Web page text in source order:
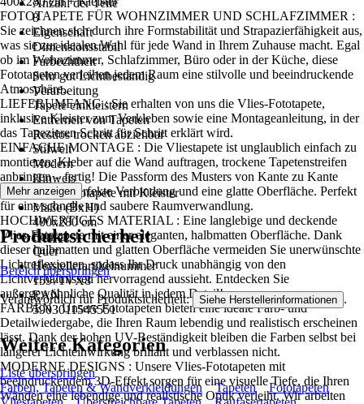
Anzahl der Teile
8
Eigenschaft
Dimensionsstabil
Farbechtheit
Sehr gut Lichtbeständig
Verarbeitung
Tapete einkleistern
Entfernen von Tapeten
Restlos trocken abziehbar
Stilwelt
Modern
Hinweis
Vlies Fototapete mit Kleister
Maße (BxH)
400x280 cm
Format
Quer
Herstellerartikelnummer
15971VX8
EAN
5903011545551
FOTOTAPETE FÜR WOHNZIMMER UND SCHLAFZIMMER :
Sie zeichnen sich durch ihre Formstabilität und Strapazierfähigkeit aus,
was sie zur idealen Wahl für jede Wand in Ihrem Zuhause macht. Egal
ob im Wohnzimmer, Schlafzimmer, Büro oder in der Küche, diese
Fototapeten verleihen jedem Raum eine stilvolle und beeindruckende
Atmosphäre..
LIEFERUMFANG : Sie erhalten von uns die Vlies-Fototapete,
inklusive Kleister zum Verkleben sowie eine Montageanleitung, in der
das Tapezieren Schritt für Schritt erklärt wird.
EINFACHE MONTAGE : Die Vliestapete ist unglaublich einfach zu
montieren: Kleber auf die Wand auftragen, trockene Tapetenstreifen
anbringen – fertig! Die Passform des Musters von Kante zu Kante
sorgt für eine perfekte Verbindung und eine glatte Oberfläche. Perfekt
für eine schnelle und saubere Raumverwandlung.
HOCHWERTIGES MATERIAL : Eine langlebige und deckende
Vlies-Fototapete mit einer eleganten, halbmatten Oberfläche. Dank
dieser halbmatten und glatten Oberfläche vermeiden Sie unerwünschte
Lichtreflexionen, sodass Ihr Druck unabhängig von den
Lichtverhältnissen hervorragend aussieht. Entdecken Sie
außergewöhnliche Qualität in jedem Detail!
FARBEN : Unsere Fototapeten bieten eine ideale Farb- und
Detailwiedergabe, die Ihren Raum lebendig und realistisch erscheinen
lässt. Dank der hohen UV-Beständigkeit bleiben die Farben selbst bei
längerer Lichteinwirkung brillant und verblassen nicht.
MODERNE DESIGNS : Unsere Vlies-Fototapeten mit
beeindruckendem 3D-Effekt sorgen für eine visuelle Tiefe, die Ihren
Wänden eine lebendige und realistische Optik verleiht. Wir arbeiten
Mehr anzeigen
Produktsicherheit
Bereich überspringen
Verantwortlich für Produktsicherheit: Siehe Herstellerinformationen .
Weitere Kategorien
Liste überspringen
Farben, Tapeten & Wandverkleidungen
Tapeten
Fototapeten